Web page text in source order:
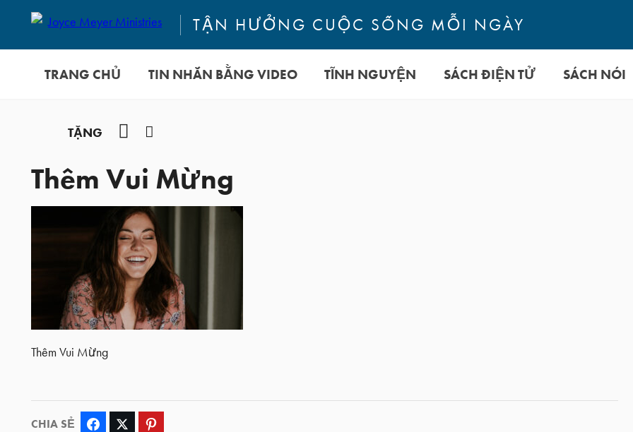
TẬN HƯỞNG CUỘC SỐNG MỖI NGÀY
TRANG CHỦ TIN NHẮN BẰNG VIDEO TĨNH NGUYỆN SÁCH ĐIỆN TỬ SÁCH NÓI
TẶNG YouTube
Thêm Vui Mừng
Thêm Vui Mừng
CHIA SẺ Facebook Twitter